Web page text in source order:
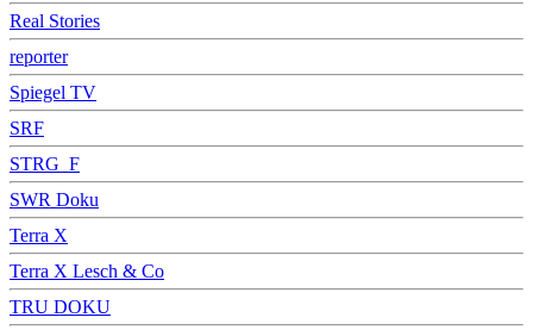
Real Stories
reporter
Spiegel TV
SRF
STRG_F
SWR Doku
Terra X
Terra X Lesch & Co
TRU DOKU